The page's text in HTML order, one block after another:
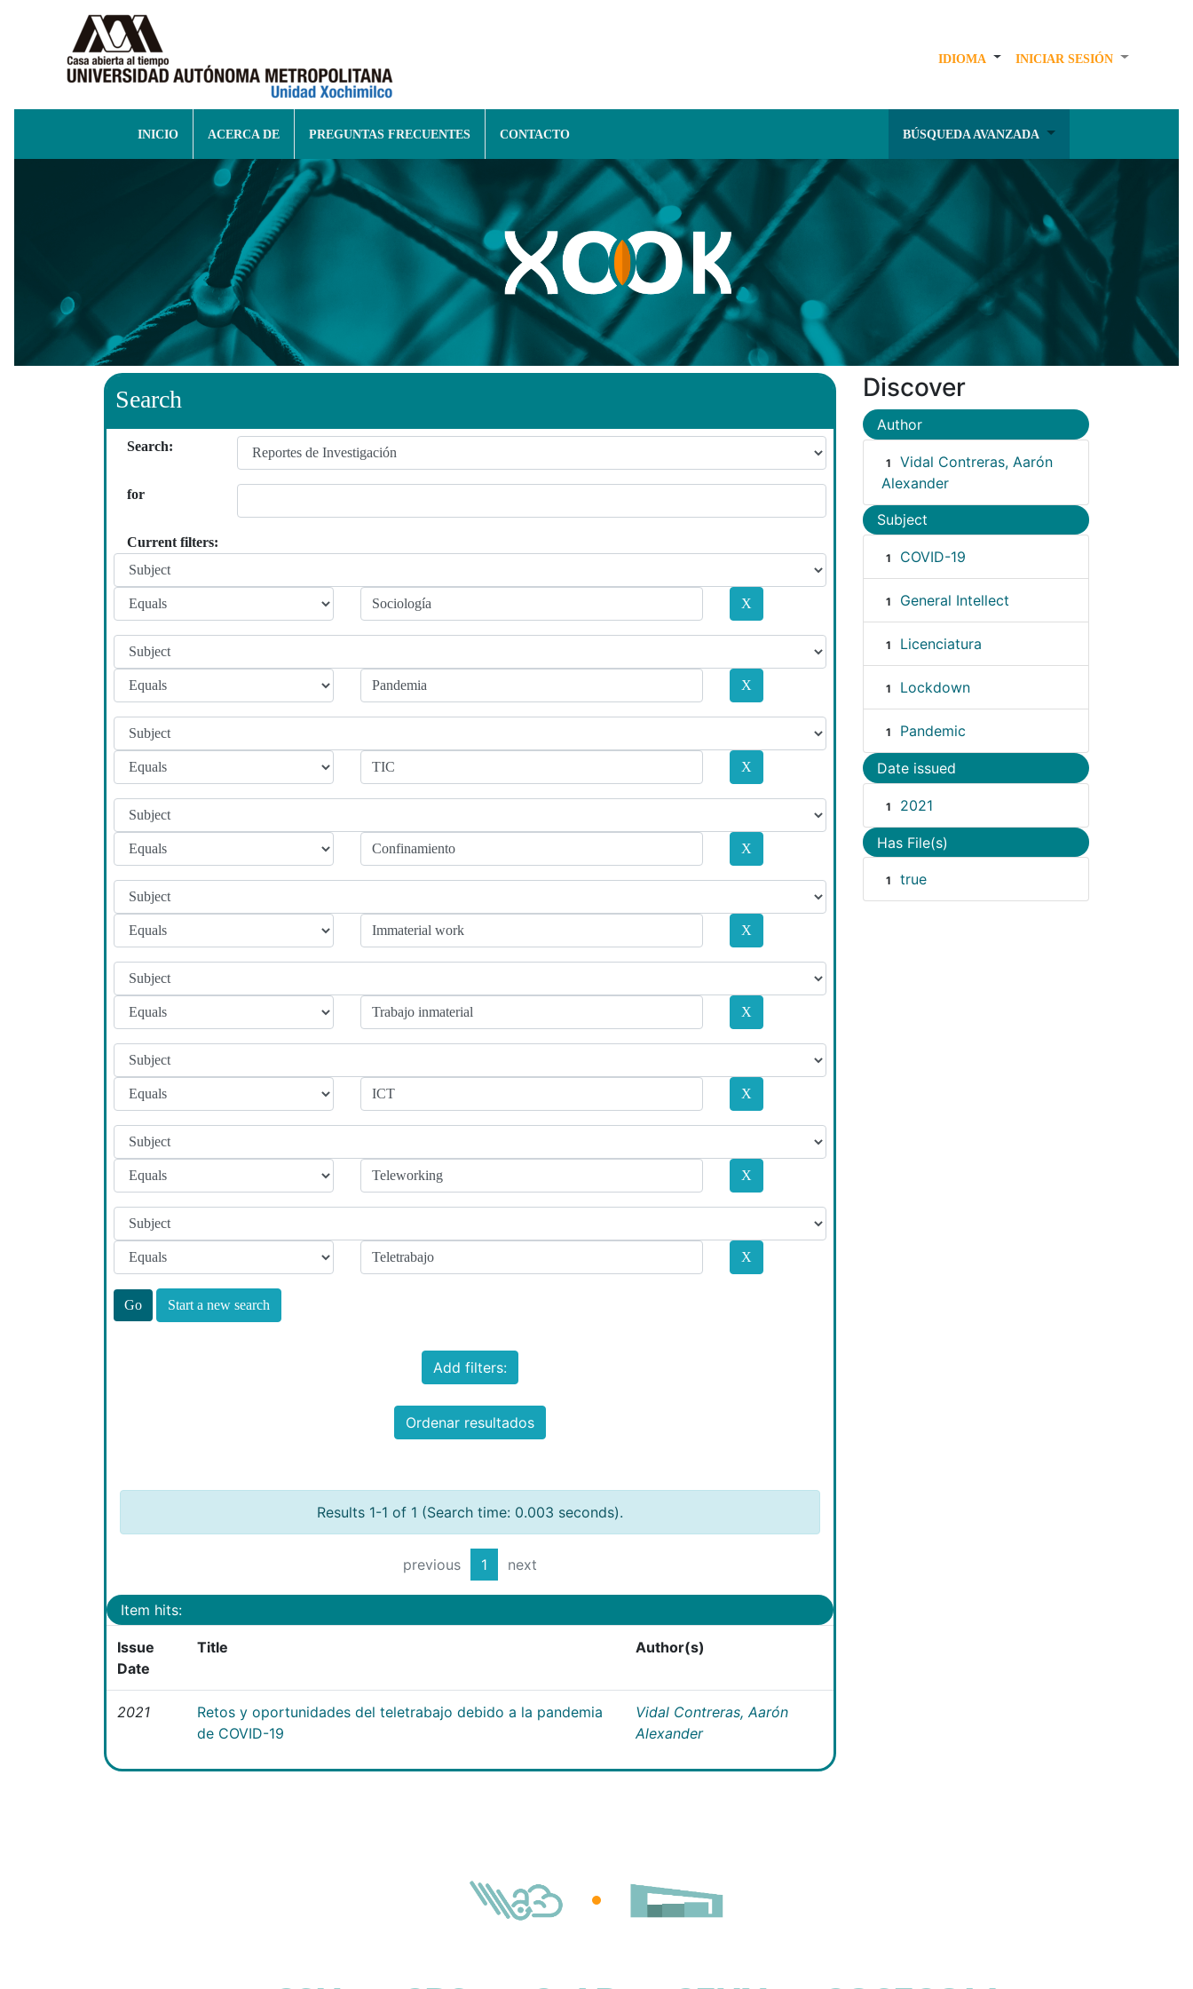
IDIOMA INICIAR SESIÓN
INICIO ACERCA DE PREGUNTAS FRECUENTES CONTACTO BÚSQUEDA AVANZADA
Search
Search:
for
Current filters:
Start a new search
Add filters:
Ordenar resultados
Results 1-1 of 1 (Search time: 0.003 seconds).
previous 1 next
Item hits:
Issue
Date
Title Author(s)
2021
Retos y oportunidades del teletrabajo debido a la pandemia
de COVID-19
Vidal Contreras, Aarón
Alexander
Discover
Author
1
Vidal Contreras, Aarón
Alexander
Subject
1 COVID-19
1 General Intellect
1 Licenciatura
1 Lockdown
1 Pandemic
Date issued
1 2021
Has File(s)
1 true